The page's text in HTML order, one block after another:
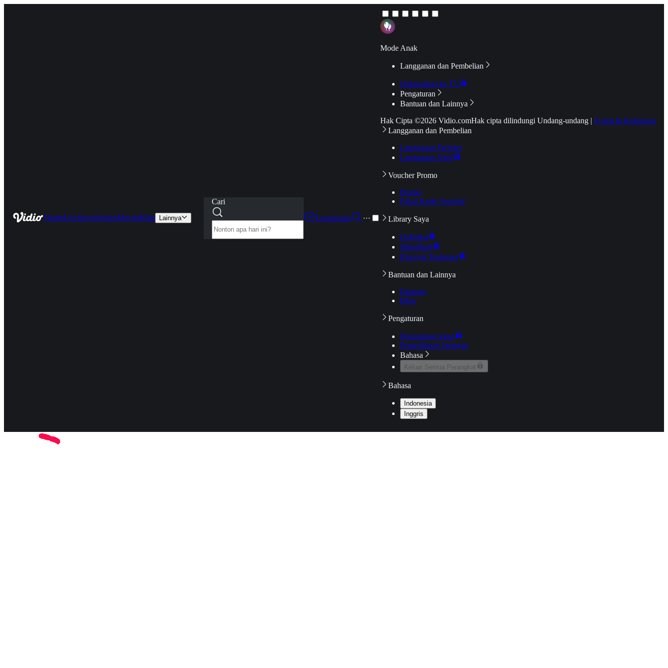
HomeLiveSportsSeriesMoviesKids Lainnya
Cari
Langganan
···
Mode Anak
Langganan dan Pembelian
Hubungkan ke TV
Pengaturan
Bantuan dan Lainnya
Hak Cipta ©2026 Vidio.comHak cipta dilindungi Undang-undang | Syarat & Ketentuan
Langganan dan Pembelian
Langganan Premier
Langganan Aktif
Voucher Promo
Promo
Pakai Kode Voucher
Library Saya
Daftarku
Mengikuti
Riwayat Tontonan
Bantuan dan Lainnya
Bantuan
Blog
Pengaturan
Pengaturan Akun
Pemeriksaan Jaringan
Bahasa
Keluar Semua Perangkat
Bahasa
Indonesia
Inggris